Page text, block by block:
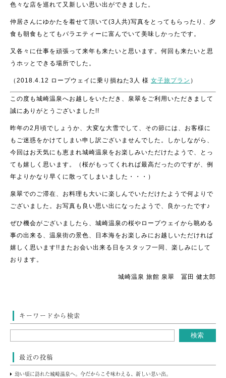
色々な店を巡れて又新しい思い出ができました。
仲居さんにゆかたを着せて頂いて(3人共)写真をとってもらったり、 夕
食も朝食もとてもバラエティーに富んでいて美味しかったです。
又各々に仕事を頑張って来年も来たいと思います。 何回も来たいと思
うホッとできる場所でした。
（2018.4.12 ロープウェイに乗り損ねた3人 様 女子旅プラン ）
この度も城崎温泉へお越しをいただき、泉翠をご利用いただきまして
誠にありがとうございました!!
昨年の2月頃でしょうか、大変な大雪でして、その節には、お客様に
もご迷惑をかけてしまい申し訳ございませんでした。しかしながら、
今回はお天気にも恵まれ城崎温泉をお楽しみいただけたようで、とっ
ても嬉しく思います。（桜がもってくれれば最高だったのですが、例
年よりかなり早くに散ってしまいました・・・）
泉翠でのご滞在、お料理も大いに楽しんでいただけたようで何よりで
ございました。お写真も良い思い出になったようで、良かったです♪
ぜひ機会がございましたら、城崎温泉の桜やロープウェイから眺める
事の出来る、温泉街の景色、日本海をお楽しみにお越しいただければ
嬉しく思います!!またお会い出来る日をスタッフ一同、楽しみにして
おります。
城崎温泉 旅館 泉翠 冨田 健太郎
キーワードから検索
最近の投稿
幼い頃に訪れた城崎温泉へ。今だからこそ味わえる、新しい思い出。